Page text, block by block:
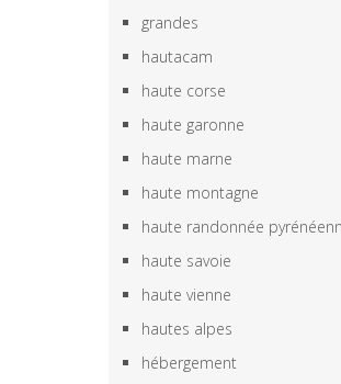
grandes
hautacam
haute corse
haute garonne
haute marne
haute montagne
haute randonnée
haute savoie
haute vienne
hautes alpes
hébergement